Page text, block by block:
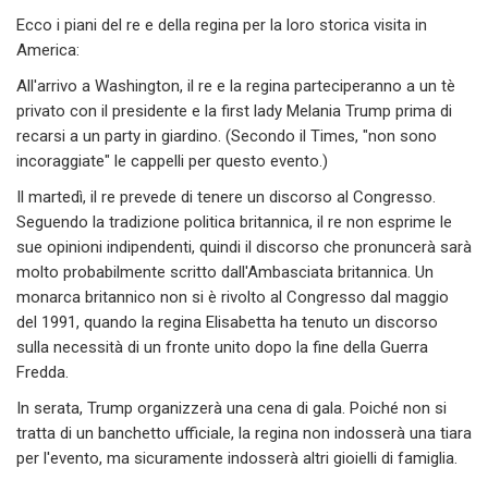
Ecco i piani del re e della regina per la loro storica visita in
America:
All'arrivo a Washington, il re e la regina parteciperanno a un tè
privato con il presidente e la first lady Melania Trump prima di
recarsi a un party in giardino. (Secondo il Times, "non sono
incoraggiate" le cappelli per questo evento.)
Il martedì, il re prevede di tenere un discorso al Congresso.
Seguendo la tradizione politica britannica, il re non esprime le
sue opinioni indipendenti, quindi il discorso che pronuncerà sarà
molto probabilmente scritto dall'Ambasciata britannica. Un
monarca britannico non si è rivolto al Congresso dal maggio
del 1991, quando la regina Elisabetta ha tenuto un discorso
sulla necessità di un fronte unito dopo la fine della Guerra
Fredda.
In serata, Trump organizzerà una cena di gala. Poiché non si
tratta di un banchetto ufficiale, la regina non indosserà una tiara
per l'evento, ma sicuramente indosserà altri gioielli di famiglia.